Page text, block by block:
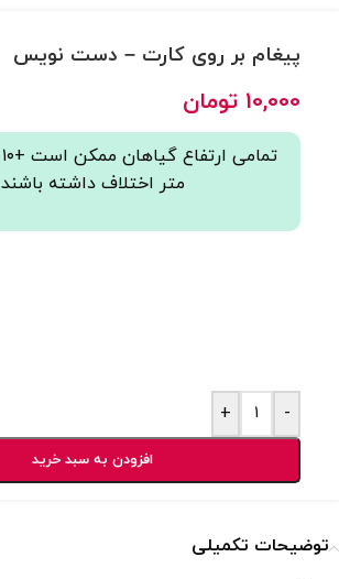
پیغام بر روی کارت – دست نویس
10,000 تومان
متر اختلاف داشته باشند
-
+
افزودن به سبد خرید
توضیحات تکمیلی